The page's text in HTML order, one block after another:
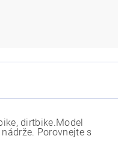
dirtbike.Model
Porovnejte s